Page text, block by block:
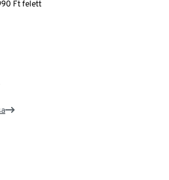
Ft felett